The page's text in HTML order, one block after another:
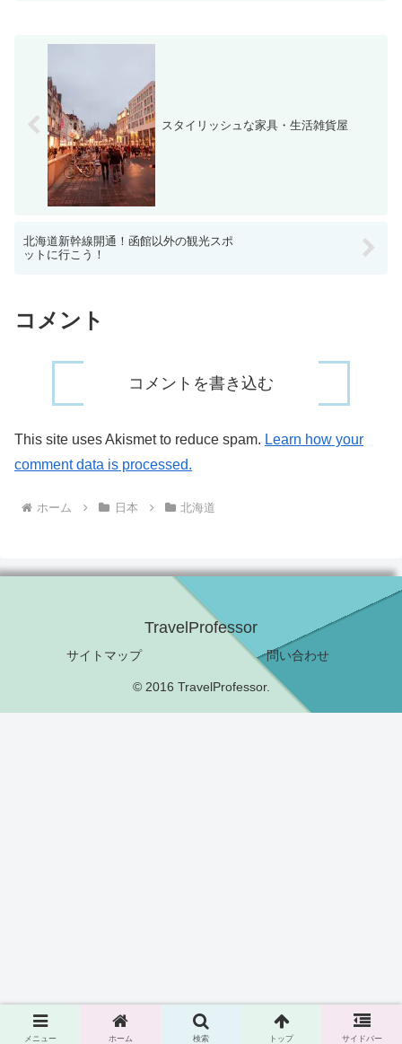
スタイリッシュな家具・生活雑貨屋
北海道新幹線開通！函館以外の観光スポ
ットに行こう！
コメント
コメントを書き込む
This site uses Akismet to reduce spam. Learn how your
comment data is processed.
ホーム 日本 北海道
TravelProfessor
サイトマップ 問い合わせ
© 2016 TravelProfessor.
メニュー ホーム 検索 トップ サイドバー